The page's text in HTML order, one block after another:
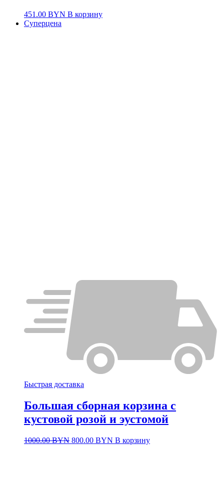
451.00 BYN В корзину
Суперцена
Быстрая доставка
Большая сборная корзина с
кустовой розой и эустомой
1000.00BYN Первоначальная
800.00 BYN Текущая
В корзину